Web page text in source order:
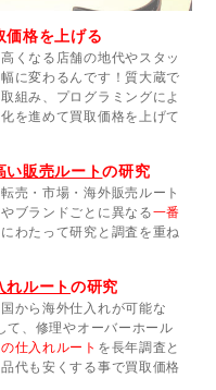
価格を上げる
くなる店舗の地代やスタッ
に変わるんです！質大蔵で
組み、プログラミングによ
を進めて買取価格を上げて
い販売ルートの研究
売・市場・海外販売ルート
ブランドごとに異なる一番
わたって研究と調査を重ね
れルートの研究
から海外仕入れが可能な
て、修理やオーバーホール
仕入れルート を長年調査と
代も安くする事で買取価格